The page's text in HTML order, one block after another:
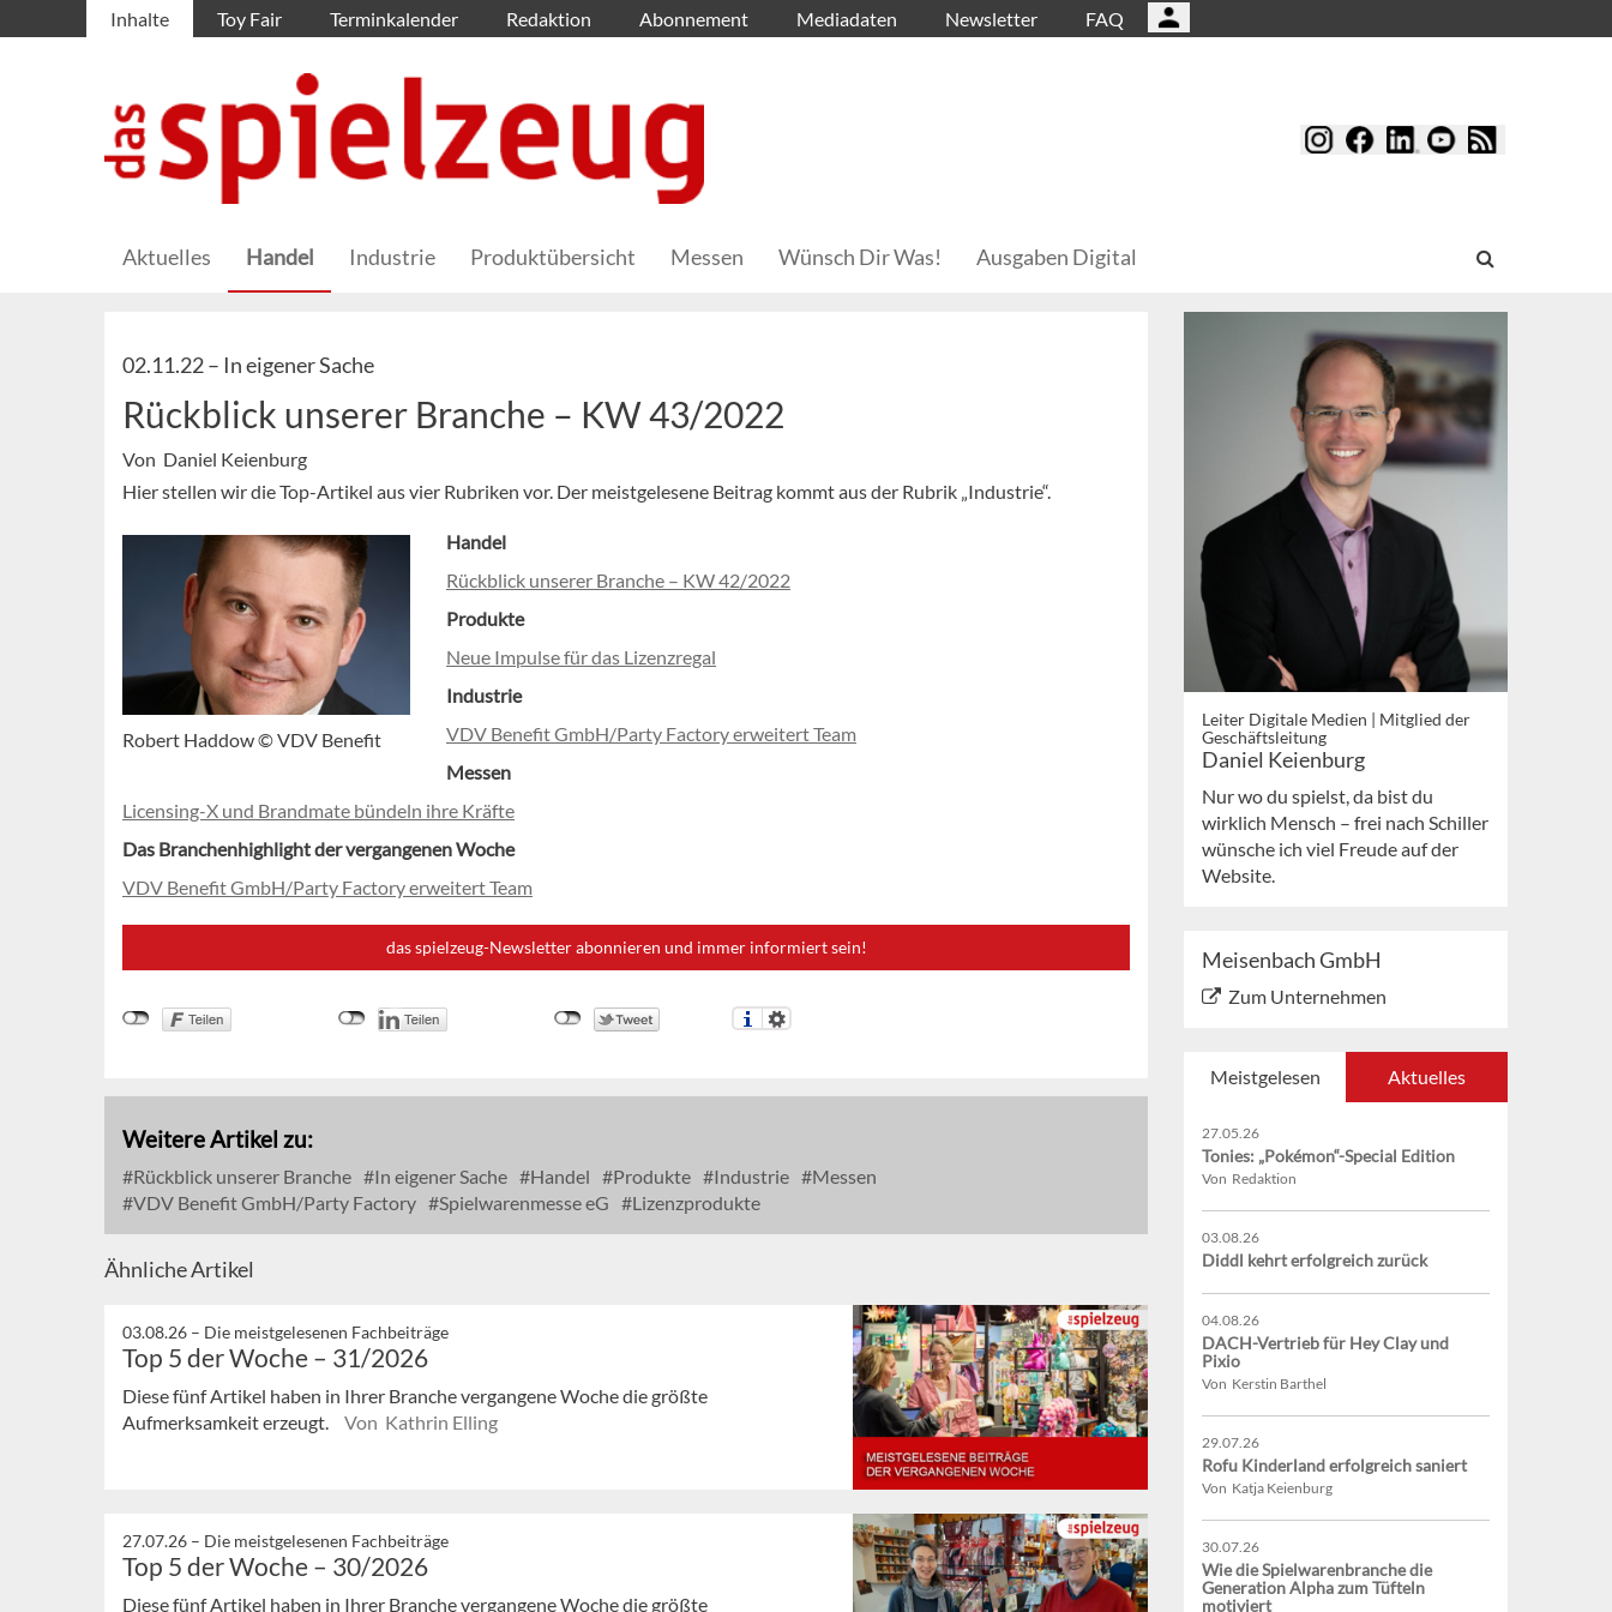
Inhalte Toy Fair Terminkalender Redaktion Abonnement Mediadaten Newsletter FAQ
Aktuelles Handel Industrie Produktübersicht Messen Wünsch Dir Was! Ausgaben Digital
02.11.22 – In eigener Sache
Rückblick unserer Branche – KW 43/2022
Von Daniel Keienburg
Hier stellen wir die Top-Artikel aus vier Rubriken vor. Der meistgelesene Beitrag kommt aus der Rubrik „Industrie“.
Robert Haddow © VDV Benefit
Handel
Rückblick unserer Branche – KW 42/2022
Produkte
Neue Impulse für das Lizenzregal
Industrie
VDV Benefit GmbH/Party Factory erweitert Team
Messen
Licensing-X und Brandmate bündeln ihre Kräfte
Das Branchenhighlight der vergangenen Woche
VDV Benefit GmbH/Party Factory erweitert Team
das spielzeug-Newsletter abonnieren und immer informiert sein!
Weitere Artikel zu:
Rückblick unserer Branche In eigener Sache Handel Produkte Industrie
Messen
VDV Benefit GmbH/Party Factory
Spielwarenmesse eG Lizenzprodukte
Ähnliche Artikel
03.08.26 – Die meistgelesenen Fachbeiträge
Top 5 der Woche – 31/2026
Diese fünf Artikel haben in Ihrer Branche vergangene Woche die größte
Aufmerksamkeit erzeugt.
Von Kathrin Elling
27.07.26 – Die meistgelesenen Fachbeiträge
Top 5 der Woche – 30/2026
Diese fünf Artikel haben in Ihrer Branche vergangene Woche die größte
Leiter Digitale Medien | Mitglied der
Geschäftsleitung
Daniel Keienburg
Nur wo du spielst, da bist du
wirklich Mensch – frei nach Schiller
wünsche ich viel Freude auf der
Website.
Meisenbach GmbH
Zum Unternehmen
Meistgelesen Aktuelles
27.05.26
Tonies: „Pokémon“-Special Edition
Von Redaktion
03.08.26
Diddl kehrt erfolgreich zurück
04.08.26
DACH-Vertrieb für Hey Clay und
Pixio
Von Kerstin Barthel
29.07.26
Rofu Kinderland erfolgreich saniert
Von Katja Keienburg
30.07.26
Wie die Spielwarenbranche die
Generation Alpha zum Tüfteln
motiviert